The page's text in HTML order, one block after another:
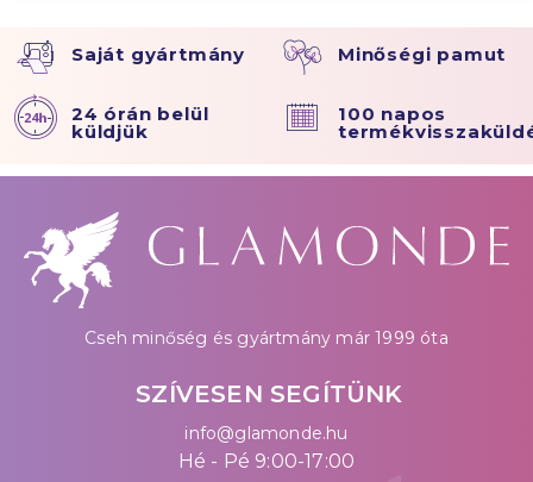
Saját gyártmány Minőségi pamut
24 órán belül
küldjük
100 napos
Cseh minőség és gyártmány már 1999 óta
SZÍVESEN SEGÍTÜNK
info@glamonde.hu
Hé - Pé 9:00-17:00